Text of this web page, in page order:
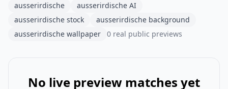
ausserirdische
ausserirdische AI
ausserirdische stock
ausserirdische background
ausserirdische wallpaper
0 real public previews
No live preview matches yet